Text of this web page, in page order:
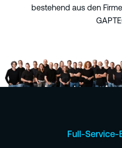
bestehend aus den
Full-Service-